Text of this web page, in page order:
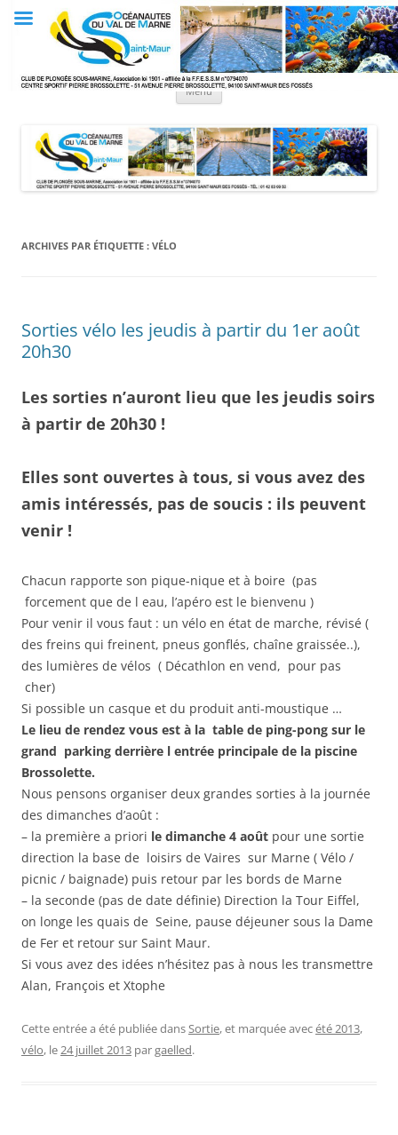
Club OVM
Les Océanautes du Val de Marne
Menu
ARCHIVES PAR ÉTIQUETTE : VÉLO
Sorties vélo les jeudis à partir du 1er août
20h30
Les sorties n’auront lieu que les jeudis soirs
à partir de 20h30 !
Elles sont ouvertes à tous, si vous avez des
amis intéressés, pas de soucis : ils peuvent
venir !
Chacun rapporte son pique-nique et à boire (pas
forcement que de l eau, l’apéro est le bienvenu )
Pour venir il vous faut : un vélo en état de marche, révisé (
des freins qui freinent, pneus gonflés, chaîne graissée..),
des lumières de vélos ( Décathlon en vend, pour pas
cher)
Si possible un casque et du produit anti-moustique …
Le lieu de rendez vous est à la table de ping-pong sur le
grand parking derrière l entrée principale de la piscine
Brossolette.
Nous pensons organiser deux grandes sorties à la journée
des dimanches d’août :
– la première a priori le dimanche 4 août pour une sortie
direction la base de loisirs de Vaires sur Marne ( Vélo /
picnic / baignade) puis retour par les bords de Marne
– la seconde (pas de date définie) Direction la Tour Eiffel,
on longe les quais de Seine, pause déjeuner sous la Dame
de Fer et retour sur Saint Maur.
Si vous avez des idées n’hésitez pas à nous les transmettre
Alan, François et Xtophe
Cette entrée a été publiée dansSortie, et marquée avecété 2013,
vélo, le24 juillet 2013 pargaelled.